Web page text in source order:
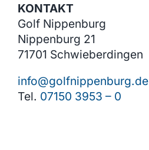
KONTAKT
Golf Nippenburg
Nippenburg 21
71701 Schwieberdingen
info@golfnippenburg.de
Tel. 07150 3953 – 0